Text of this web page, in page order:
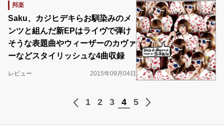
邦楽
Saku、カジヒデキらお馴染みのメ
ンツと組んだ新EPはライヴで弾け
そうな表題曲やウィーザーのカヴァ
ーなどスタイリッシュな4曲収録
レビュー 2015年09月04日
1 2 3 4 5